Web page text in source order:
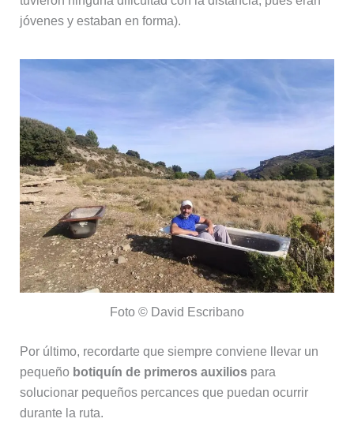
jóvenes y estaban en forma).
Foto © David Escribano
Por último, recordarte que siempre conviene llevar un
pequeñobotiquín de primeros auxiliospara
solucionar pequeños percances que puedan ocurrir
durante la ruta.